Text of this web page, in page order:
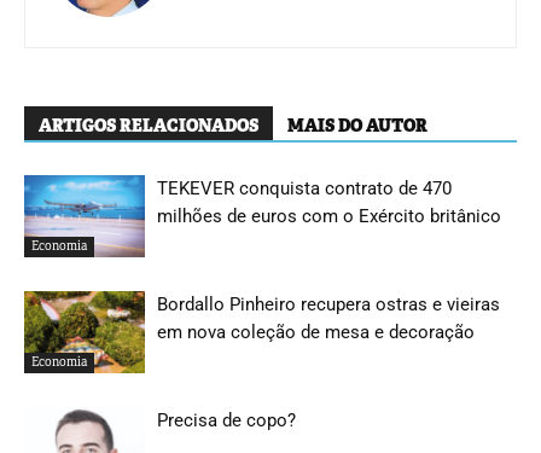
ARTIGOS RELACIONADOS MAIS DO AUTOR
Economia
TEKEVER conquista contrato de 470
milhões de euros com o Exército britânico
Economia
Bordallo Pinheiro recupera ostras e vieiras
em nova coleção de mesa e decoração
Precisa de copo?